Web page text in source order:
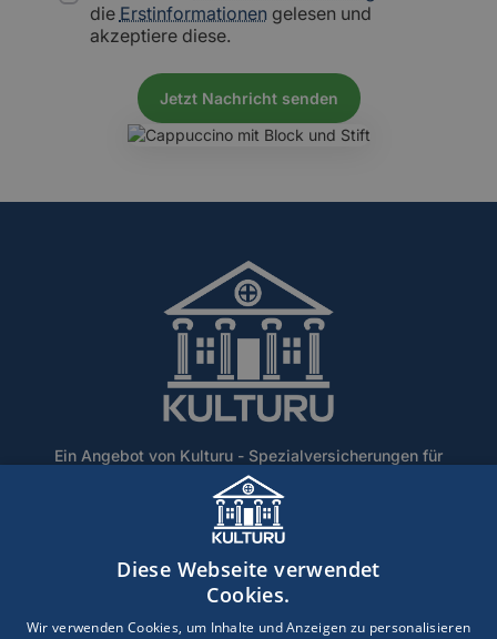
die Erstinformationen gelesen und
akzeptiere diese.
Ein Angebot von Kulturu - Spezialversicherungen für
Denkmalschutz und historische Gebäude.
Über UnsBlogLexikon
ErstinformationHaftungsausschlussImpressum
Datenschutz
Diese Webseite verwendet
Cookies.
Wir verwenden Cookies, um Inhalte und Anzeigen zu personalisieren